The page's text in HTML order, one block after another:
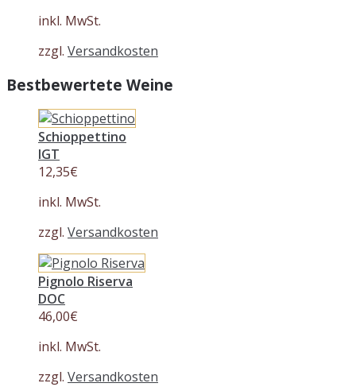
inkl. MwSt.
zzgl. Versandkosten
Bestbewertete Weine
Schioppettino
IGT
12,35€
inkl. MwSt.
zzgl. Versandkosten
Pignolo Riserva
DOC
46,00€
inkl. MwSt.
zzgl. Versandkosten